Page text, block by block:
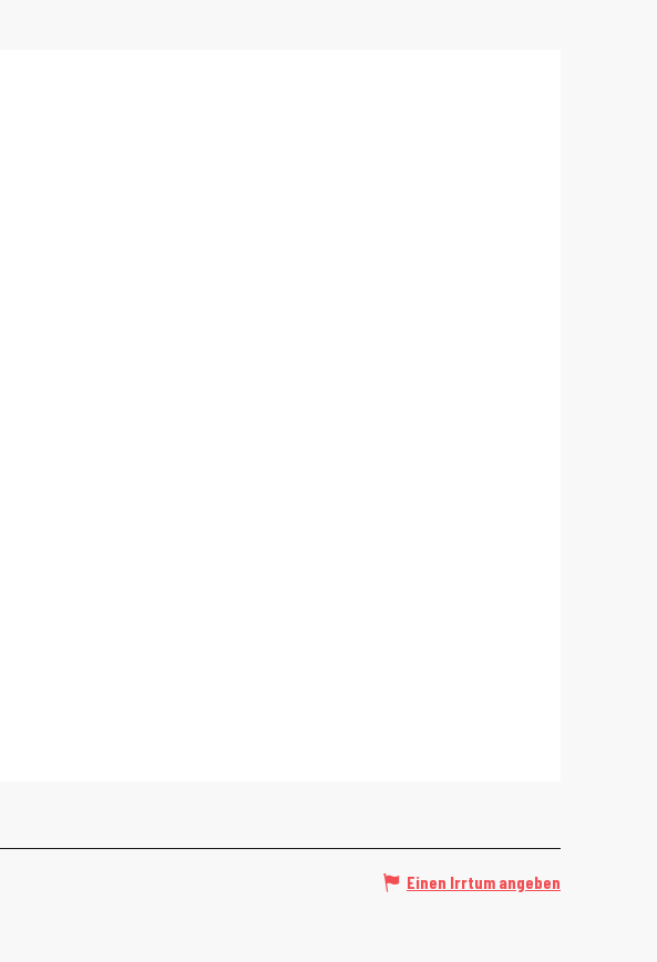
Einen Irrtum angeben